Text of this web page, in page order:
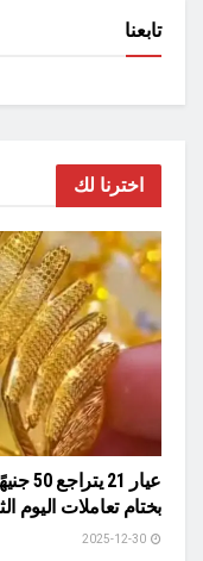
تابعنا
اخترنا لك
عيار
بختام تعاملات اليوم